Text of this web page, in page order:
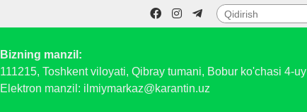
Bizning manzil:
111215, Toshkent viloyati, Qibray tumani, Bobur ko'chasi 4-uy
Elektron manzil: ilmiymarkaz@karantin.uz